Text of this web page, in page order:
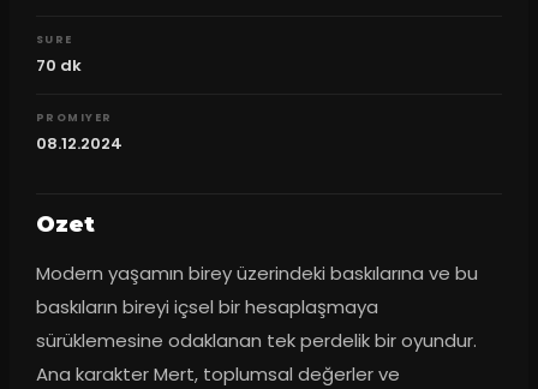
SURE
70 dk
PROMIYER
08.12.2024
Ozet
Modern yaşamın birey üzerindeki baskılarına ve bu
baskıların bireyi içsel bir hesaplaşmaya
sürüklemesine odaklanan tek perdelik bir oyundur.
Ana karakter Mert, toplumsal değerler ve